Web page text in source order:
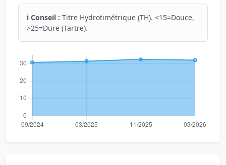
ℹ️ Conseil : Titre Hydrotimétrique (TH). <15=Douce,
>25=Dure (Tartre).